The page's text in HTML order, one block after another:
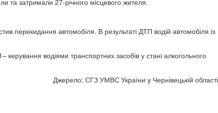
перекидання автомобіля. В результаті ДТП водій автомобіля із
водіями транспортних засобів у стані алкогольного
Джерело: СГЗ УМВС України у Чернівецькій області